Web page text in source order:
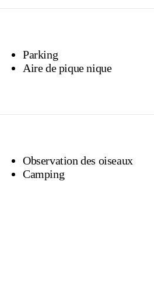
Parking
Aire de pique nique
Observation des oiseaux
Camping